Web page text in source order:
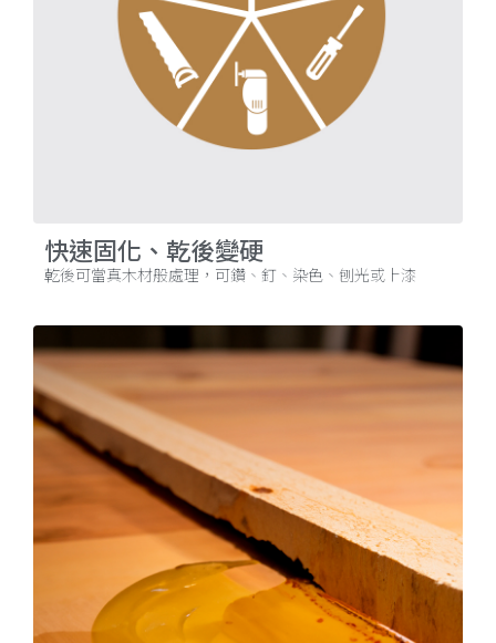
快速固化、乾後變硬
乾後可當真木材般處理，可鑽、釘、染色、刨光或上漆